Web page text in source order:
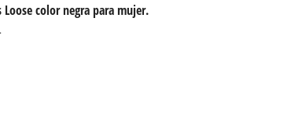
Loose color negra para mujer.